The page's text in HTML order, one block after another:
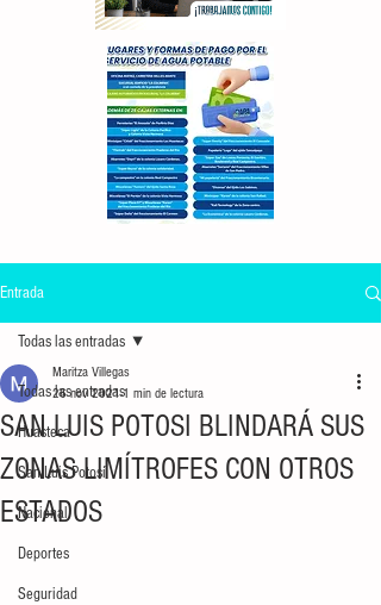
Entrada
Todas las entradas
Huasteca
San Luis Potosí
Nacional
Deportes
Seguridad
Todas las entradas
SAN LUIS POTOSI BLINDARÁ SUS
ZONAS LIMÍTROFES CON OTROS
ESTADOS
Maritza Villegas
26 nov 20211 min de lectura